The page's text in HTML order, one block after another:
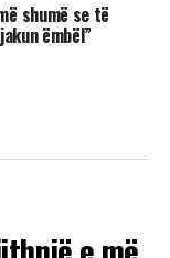
shumë se të
ëmbël”